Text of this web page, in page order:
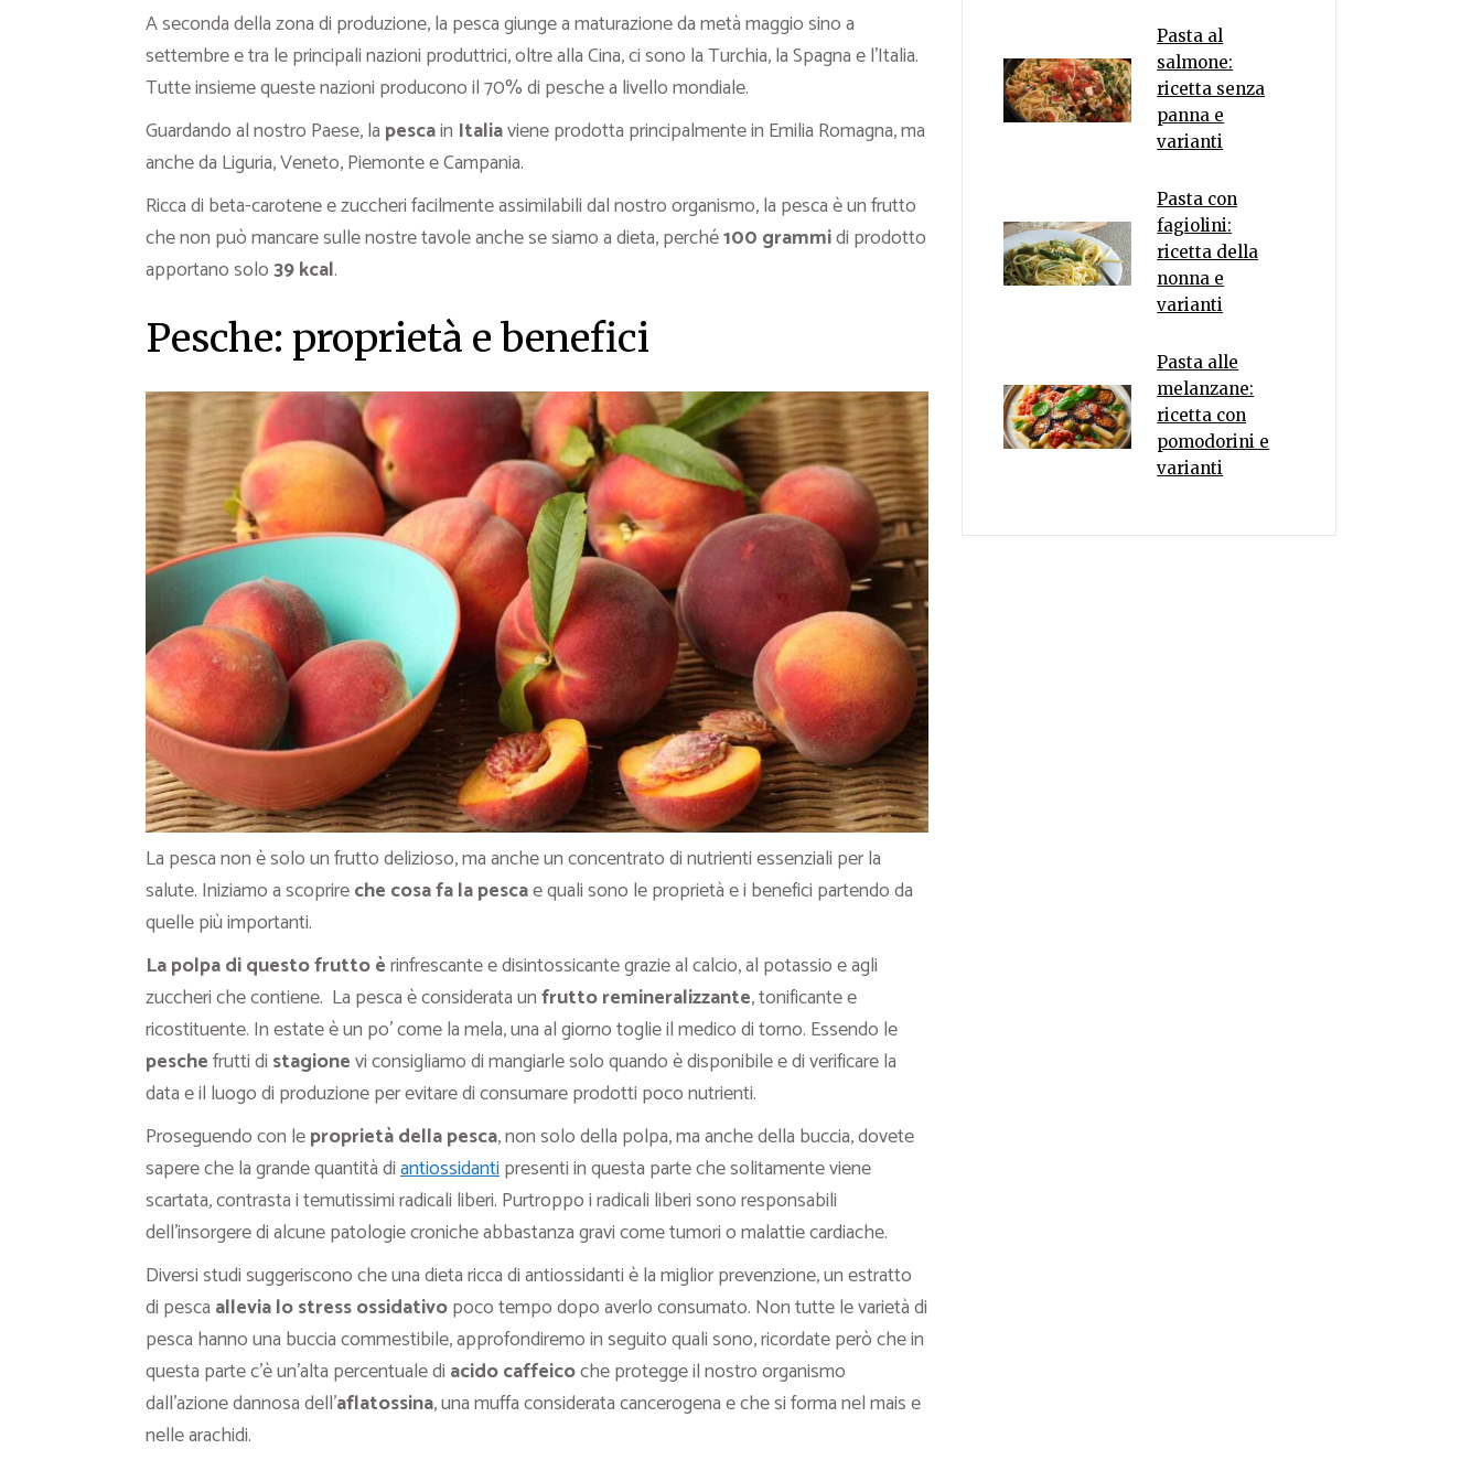
A seconda della zona di produzione, la pesca giunge a maturazione da metà maggio sino a
settembre e tra le principali nazioni produttrici, oltre alla Cina, ci sono la Turchia, la Spagna e l’Italia.
Tutte insieme queste nazioni producono il 70% di pesche a livello mondiale.
Guardando al nostro Paese, la pescain Italiaviene prodotta principalmente in Emilia Romagna, ma
anche da Liguria, Veneto, Piemonte e Campania.
Ricca di beta-carotene e zuccheri facilmente assimilabili dal nostro organismo, la pesca è un frutto
che non può mancare sulle nostre tavole anche se siamo a dieta, perché100 grammidi prodotto
apportano solo39 kcal.
Pesche: proprietà e benefici
La pesca non è solo un frutto delizioso, ma anche un concentrato di nutrienti essenziali per la
salute. Iniziamo a scoprireche cosa fa la pescae quali sono le proprietà e i benefici partendo da
quelle più importanti.
La polpa di questo frutto èrinfrescante e disintossicante grazie al calcio, al potassio e agli
zuccheri che contiene. La pesca è considerata unfrutto remineralizzante, tonificante e
ricostituente. In estate è un po’ come la mela, una al giorno toglie il medico di torno. Essendo le
peschefrutti di stagionevi consigliamo di mangiarle solo quando è disponibile e di verificare la
data e il luogo di produzione per evitare di consumare prodotti poco nutrienti.
Proseguendo con leproprietà della pesca, non solo della polpa, ma anche della buccia, dovete
sapere che la grande quantità diantiossidantipresenti in questa parte che solitamente viene
scartata, contrasta i temutissimi radicali liberi. Purtroppo i radicali liberi sono responsabili
dell’insorgere di alcune patologie croniche abbastanza gravi come tumori o malattie cardiache.
Diversi studi suggeriscono che una dieta ricca di antiossidanti è la miglior prevenzione, un estratto
di pesca allevia lo stress ossidativopoco tempo dopo averlo consumato. Non tutte le varietà di
pesca hanno una buccia commestibile, approfondiremo in seguito quali sono, ricordate però che in
questa parte c’è un’alta percentuale di acido caffeicoche protegge il nostro organismo
dall’azione dannosa dell’aflatossina, una muffa considerata cancerogena e che si forma nel mais e
nelle arachidi.
Pasta al
salmone:
ricetta senza
panna e
varianti
Pasta con
fagiolini:
ricetta della
nonna e
varianti
Pasta alle
melanzane:
ricetta con
pomodorini e
varianti